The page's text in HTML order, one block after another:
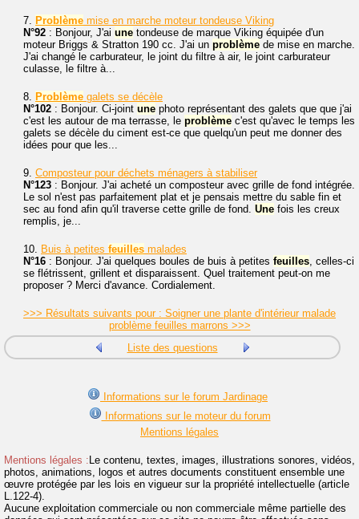
7. Problème mise en marche moteur tondeuse Viking
N°92 : Bonjour, J'ai une tondeuse de marque Viking équipée d'un
moteur Briggs & Stratton 190 cc. J'ai un problème de mise en marche.
J'ai changé le carburateur, le joint du filtre à air, le joint carburateur
culasse, le filtre à...
8. Problème galets se décèle
N°102 : Bonjour. Ci-joint une photo représentant des galets que que j'ai
c'est les autour de ma terrasse, le problème c'est qu'avec le temps les
galets se décèle du ciment est-ce que quelqu'un peut me donner des
idées pour que les...
9. Composteur pour déchets ménagers à stabiliser
N°123 : Bonjour. J'ai acheté un composteur avec grille de fond intégrée.
Le sol n'est pas parfaitement plat et je pensais mettre du sable fin et
sec au fond afin qu'il traverse cette grille de fond. Une fois les creux
remplis, je...
10. Buis à petites feuilles malades
N°16 : Bonjour. J'ai quelques boules de buis à petites feuilles, celles-ci
se flétrissent, grillent et disparaissent. Quel traitement peut-on me
proposer ? Merci d'avance. Cordialement.
>>> Résultats suivants pour : Soigner une plante d'intérieur malade
problème feuilles marrons >>>
Liste des questions
Informations sur le forum Jardinage
Informations sur le moteur du forum
Mentions légales
Mentions légales : Le contenu, textes, images, illustrations sonores, vidéos,
photos, animations, logos et autres documents constituent ensemble une
œuvre protégée par les lois en vigueur sur la propriété intellectuelle (article
L.122-4).
Aucune exploitation commerciale ou non commerciale même partielle des